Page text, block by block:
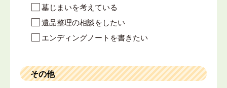
墓じまいを考えている
遺品整理の相談をしたい
エンディングノートを書きたい
その他